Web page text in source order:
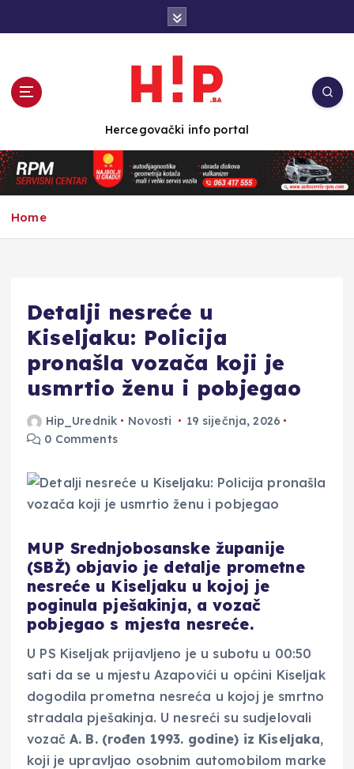
n
t
e
Hercegovački info portal
Home
Detalji nesreće u
Kiseljaku: Policija
pronašla vozača koji je
usmrtio ženu i pobjegao
Hip_Urednik Novosti
19 siječnja, 2026
0 Comments
MUP Srednjobosanske županije
(SBŽ) objavio je detalje prometne
nesreće u Kiseljaku u kojoj je
poginula pješakinja, a vozač
pobjegao s mjesta nesreće.
U PS Kiseljak prijavljeno je u subotu u 00:50
sati da se u mjestu Azapovići u općini Kiseljak
dogodila prometna nesreća u kojoj je smrtno
stradala pješakinja. U nesreći su sudjelovali
vozač A. B. (rođen 1993. godine) iz Kiseljaka,
koji je upravljao osobnim automobilom marke